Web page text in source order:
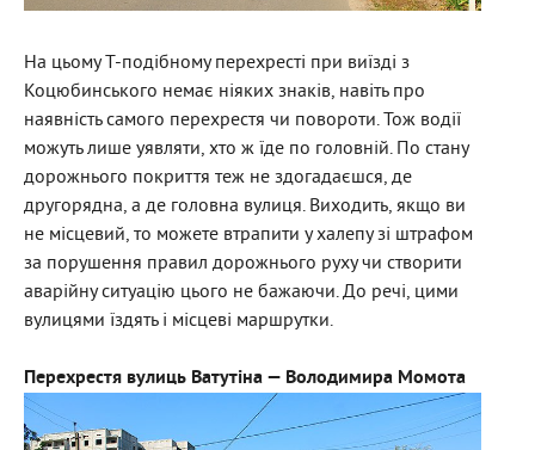
На цьому Т-подібному перехресті при виїзді з
Коцюбинського немає ніяких знаків, навіть про
наявність самого перехрестя чи повороти. Тож водії
можуть лише уявляти, хто ж їде по головній. По стану
дорожнього покриття теж не здогадаєшся, де
другорядна, а де головна вулиця. Виходить, якщо ви
не місцевий, то можете втрапити у халепу зі штрафом
за порушення правил дорожнього руху чи створити
аварійну ситуацію цього не бажаючи. До речі, цими
вулицями їздять і місцеві маршрутки.
Перехрестя вулиць Ватутіна — Володимира Момота